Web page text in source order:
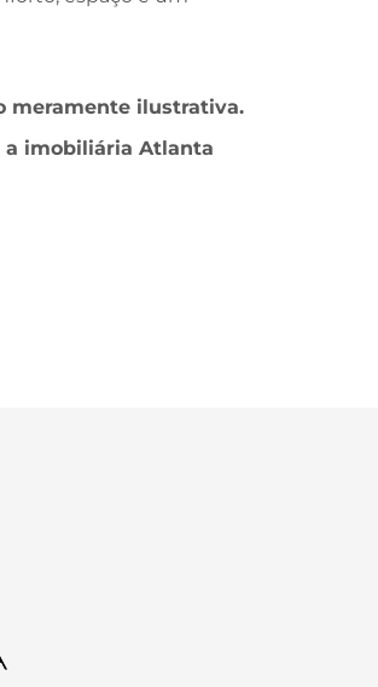
meramente ilustrativa.
a imobiliária Atlanta